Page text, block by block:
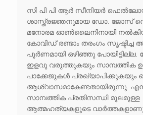
സി പി പി ആർ സീനിയർ
ശാസ്ത്രജ്ഞനുമായ ഡോ. ജോസ്
മനോരമ ഓൺലൈനിനായി
കോവിഡ് രണ്ടാം തരംഗം സൃഷ്ടിച്ച
പൂർണമായി ഒഴിഞ്ഞു
ഇളവു വരുത്തുകയും സാമ്പത്തിക
പാക്കേജുകൾ പ്രഖ്യാപിക്കുകയും
ആശ്വാസമാകേണ്ടതായിരുന്നു.
സാമ്പത്തിക പ്രതിസന്ധി മൂലമുള്ള
ആത്മഹത്യകളുടെ